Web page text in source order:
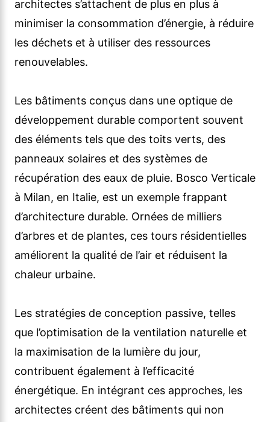
architectes s’attachent de plus en plus à
minimiser la consommation d’énergie, à réduire
les déchets et à utiliser des ressources
renouvelables.
Les bâtiments conçus dans une optique de
développement durable comportent souvent
des éléments tels que des toits verts, des
panneaux solaires et des systèmes de
récupération des eaux de pluie. Bosco Verticale
à Milan, en Italie, est un exemple frappant
d’architecture durable. Ornées de milliers
d’arbres et de plantes, ces tours résidentielles
améliorent la qualité de l’air et réduisent la
chaleur urbaine.
Les stratégies de conception passive, telles
que l’optimisation de la ventilation naturelle et
la maximisation de la lumière du jour,
contribuent également à l’efficacité
énergétique. En intégrant ces approches, les
architectes créent des bâtiments qui non